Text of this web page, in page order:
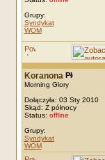
Grupy:
Syndykat
WOM
Koranona
Morning Glory
Dołączyła: 03 Sty 2010
Skąd: Z północy
Status: offline
Grupy:
Syndykat
WOM